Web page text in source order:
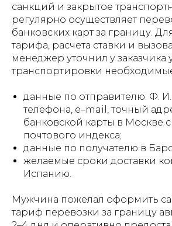
санкций и закрытое
регулярно осуществляет
банковских карт за границу.
тарифа, расчета ставки и
менеджер уточнил у заказчика
транспортировки
данные по отправителю: Ф.
телефона, e–mail, точный
банковской карты в Москве
почтового индекса;
данные по получателю в
желаемые сроки доставки
Испанию.
Мужчина пожелал оформить
тариф перевозки за границу